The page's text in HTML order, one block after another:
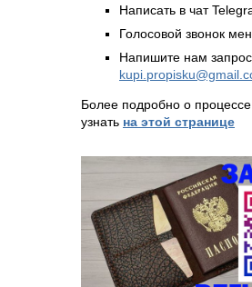
Написать в чат
Голосовой звонок
Напишите нам
Более подробно о
узнать на этой странице